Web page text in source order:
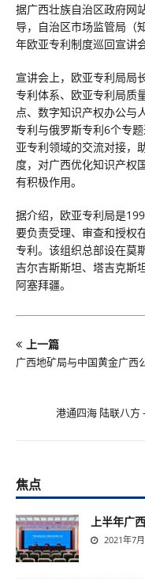
据广西壮族自治区政府网
导，自治区市场监管局（
年欧亚专利制度巡回宣讲
宣讲会上，欧亚专利局局
专利体系、欧亚专利局质
点、数字知识产权办公与
专利与俄罗斯专利6个专
亚专利领域的交流对接，
度，对广西优化知识产权
有积极作用。
据介绍，欧亚专利局是
要负责受理、审查和授权
专利。该组织总部设在莫
吉尔吉斯斯坦、塔吉克斯
阿塞拜疆。
上一篇
广西地矿局与中国黄金广西
港通四海 陆联八
焦点
上半年广
2021年7